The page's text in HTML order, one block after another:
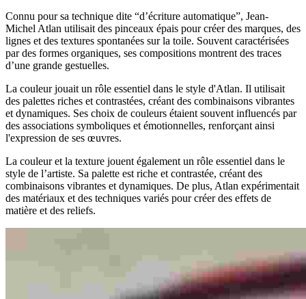
Connu pour sa technique dite “d’écriture automatique”, Jean-
Michel Atlan utilisait des pinceaux épais pour créer des marques, des
lignes et des textures spontanées sur la toile. Souvent caractérisées
par des formes organiques, ses compositions montrent des traces
d’une grande gestuelles.
La couleur jouait un rôle essentiel dans le style d'Atlan. Il utilisait
des palettes riches et contrastées, créant des combinaisons vibrantes
et dynamiques. Ses choix de couleurs étaient souvent influencés par
des associations symboliques et émotionnelles, renforçant ainsi
l'expression de ses œuvres.
La couleur et la texture jouent également un rôle essentiel dans le
style de l’artiste. Sa palette est riche et contrastée, créant des
combinaisons vibrantes et dynamiques. De plus, Atlan expérimentait
des matériaux et des techniques variés pour créer des effets de
matière et des reliefs.